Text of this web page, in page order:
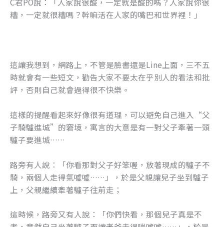
C君PO說：「人家說很酸，一定就是酸的嗎？人家說你很
糟，一定就很糟嗎？幹嘛活在人家的嘴巴和世界裡！」
這讓我想到，網路上，不管是臉書還是Line上面，三不五
時就會有一些短文，勸告大家不要太在乎別人的看法和批
評，否則自己就會過得很不快樂。
這樣的提醒看起來好像很有道理，可以避免自己進入“父
子騎驢進城”的窘境，寓言的大意是有一對父子牽著一頭
驢子要進城……
路旁有人說：「你看那對父子好笨喔，放著現成的驢子不
騎，兩個人走得氣噓噓……」，於是父親讓兒子坐到驢子
上，父親繼續牽著驢子往前走；
這時候，路旁又有人說：「你們快看，那個兒子真是不